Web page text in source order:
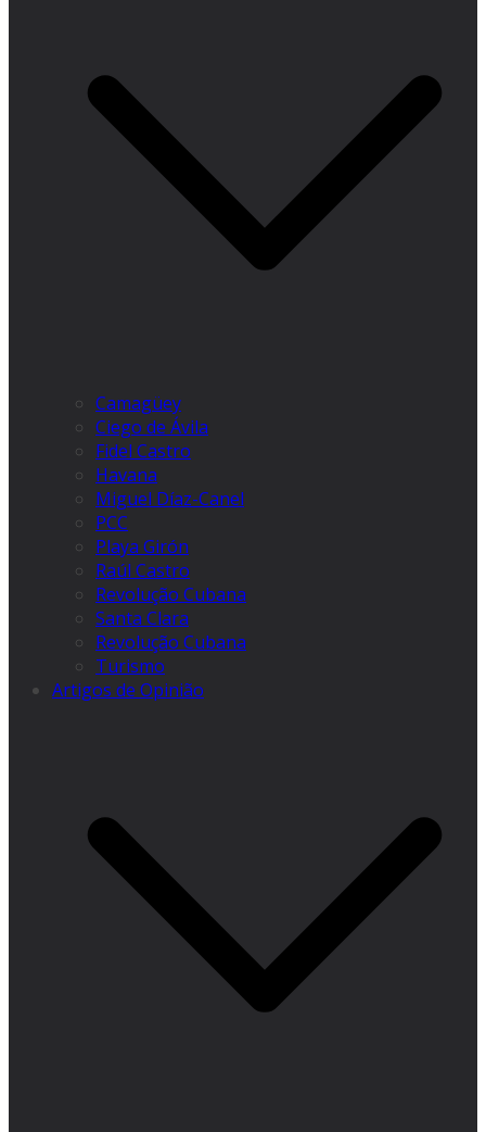
Camagüey
Ciego de Ávila
Fidel Castro
Havana
Miguel Díaz-Canel
PCC
Playa Girón
Raúl Castro
Revolução Cubana
Santa Clara
Revolução Cubana
Turismo
Artigos de Opinião